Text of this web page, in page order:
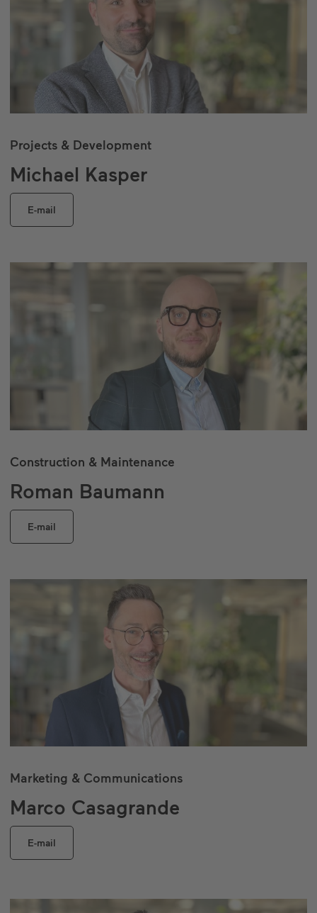
Projects & Development
Michael Kasper
E-mail
Construction & Maintenance
Roman Baumann
E-mail
Marketing & Communications
Marco Casagrande
E-mail